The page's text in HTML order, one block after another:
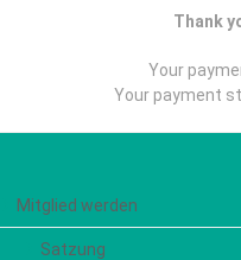
Thank
Your
Your payment
Mitglied werden
Satzung